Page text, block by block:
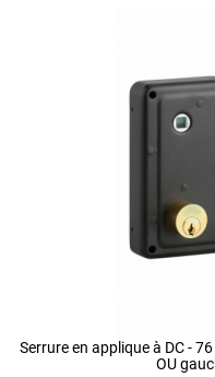
Serrure en applique à DC -
OU